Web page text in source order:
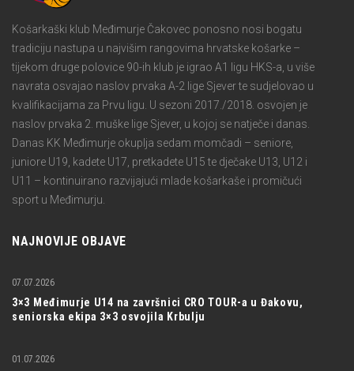
Košarkaški klub Međimurje Čakovec ponosno nosi bogatu
tradiciju nastupa u najvišim rangovima hrvatske košarke –
tijekom druge polovice 90-ih klub je igrao A1 ligu HKS-a, u više
navrata osvajao naslov prvaka A-2 lige Sjever te sudjelovao u
kvalifikacijama za Prvu ligu. U sezoni 2017./2018. osvojen je
naslov prvaka 2. muške lige Sjever, u kojoj se natječe i danas.
Danas KK Međimurje okuplja sedam momčadi – seniore,
juniore U19, kadete U17, pretkadete U15 te dječake U13, U12 i
U11 – kontinuirano razvijajući mlade košarkaše i promičući
sport u Međimurju.
NAJNOVIJE OBJAVE
3×3 Međimurje U14 na završnici CRO TOUR-a u Đakovu,
seniorska ekipa 3×3 osvojila Krbulju
07.07.2026
01.07.2026